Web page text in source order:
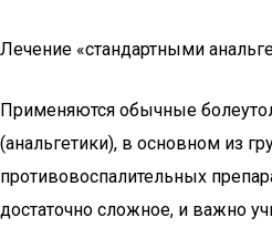
Лечение «стандартными
Применяются обычные
(анальгетики), в основном из
противовоспалительных
достаточно сложное, и важно